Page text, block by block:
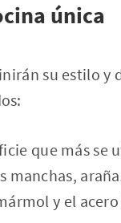
única
su estilo y
que más se
y el